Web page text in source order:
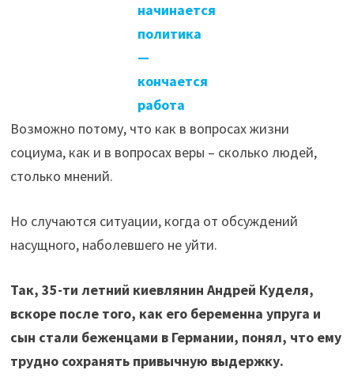
начинается
политика
—
кончается
работа
Возможно потому, что как в вопросах жизни
социума, как и в вопросах веры – сколько людей,
столько мнений.
Но случаются ситуации, когда от обсуждений
насущного, наболевшего не уйти.
Так, 35-ти летний киевлянин Андрей Куделя,
вскоре после того, как его беременна упруга и
сын стали беженцами в Германии, понял, что ему
трудно сохранять привычную выдержку.